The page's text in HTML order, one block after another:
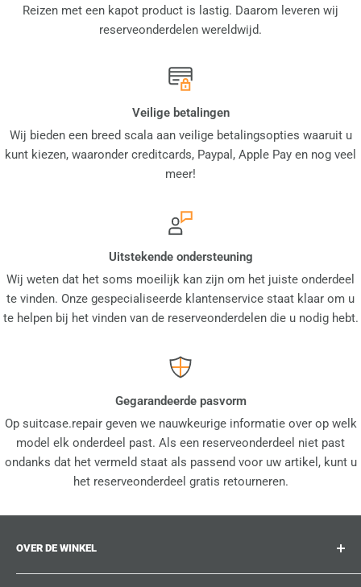
Reizen met een kapot product is lastig. Daarom leveren wij
reserveonderdelen wereldwijd.
Veilige betalingen
Wij bieden een breed scala aan veilige betalingsopties waaruit u
kunt kiezen, waaronder creditcards, Paypal, Apple Pay en nog veel
meer!
Uitstekende ondersteuning
Wij weten dat het soms moeilijk kan zijn om het juiste onderdeel
te vinden. Onze gespecialiseerde klantenservice staat klaar om u
te helpen bij het vinden van de reserveonderdelen die u nodig hebt.
Gegarandeerde pasvorm
Op suitcase.repair geven we nauwkeurige informatie over op welk
model elk onderdeel past. Als een reserveonderdeel niet past
ondanks dat het vermeld staat als passend voor uw artikel, kunt u
het reserveonderdeel gratis retourneren.
OVER DE WINKEL